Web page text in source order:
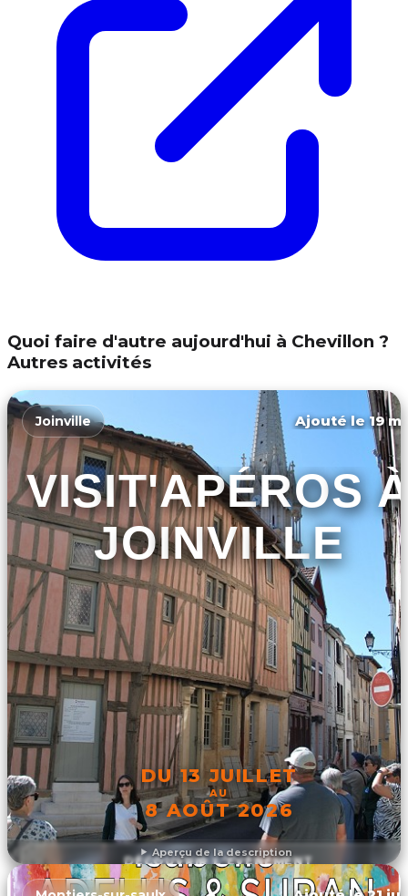
Quoi faire d'autre aujourd'hui à Chevillon ?
Autres activités
Aperçu de la description
Joinville Ajouté le 19
VISIT'APÉROS
JOINVILLE
DU 13 JUILLET
AU
8 AOÛT 2026
DÉCOUVRIR L'ÉVÉNEMENT